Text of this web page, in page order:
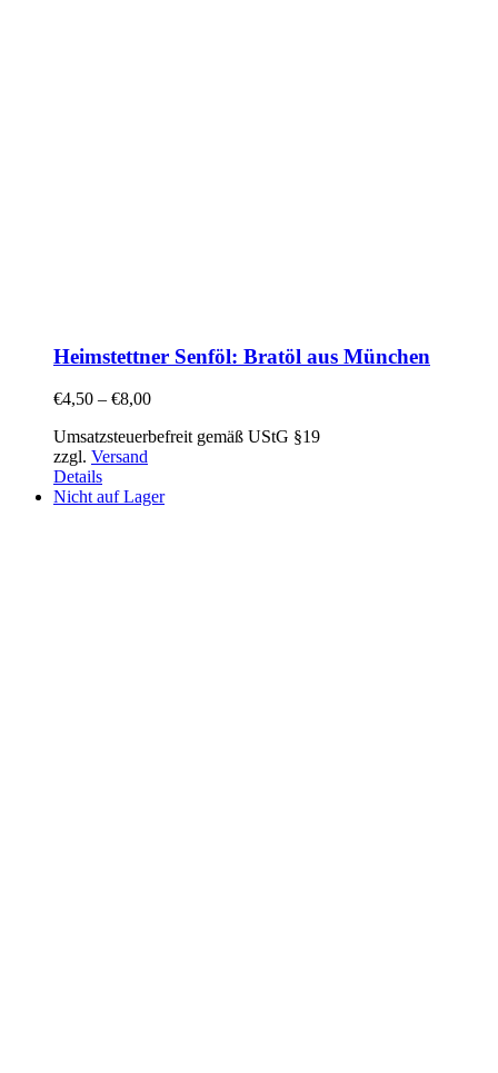
Heimstettner Senföl: Bratöl aus München
€4,50 – €8,00
Umsatzsteuerbefreit gemäß UStG §19
zzgl. Versand
Details
Nicht auf Lager